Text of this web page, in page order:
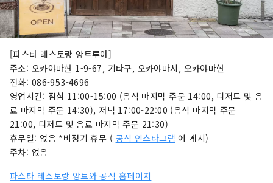
[파스타 레스토랑 앙트루아]
주소: 오카야마현 1-9-67, 기타구, 오카야마시, 오카야마현
전화: 086-953-4696
영업시간: 점심 11:00-15:00 (음식 마지막 주문 14:00, 디저트 및 음
료 마지막 주문 14:30), 저녁 17:00-22:00 (음식 마지막 주문
21:00, 디저트 및 음료 마지막 주문 21:30)
휴무일: 없음 *비정기 휴무 ( 공식 인스타그램 에 게시)
주차: 없음
파스타 레스토랑 앙트와 공식 홈페이지